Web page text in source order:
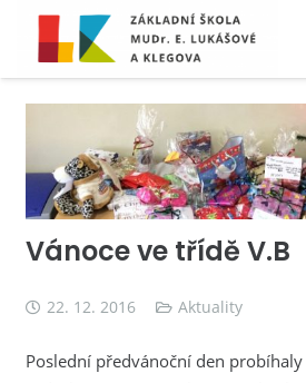
Vánoce ve třídě V.B
22. 12. 2016 Aktuality
Poslední předvánoční den